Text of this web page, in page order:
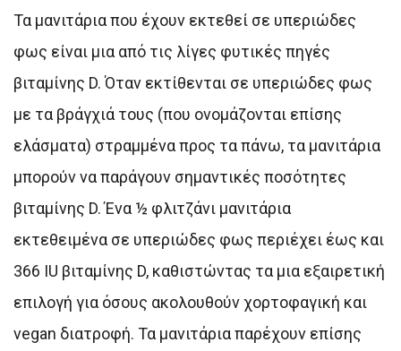
Τα μανιτάρια που έχουν εκτεθεί σε υπεριώδες
φως είναι μια από τις λίγες φυτικές πηγές
βιταμίνης D. Όταν εκτίθενται σε υπεριώδες φως
με τα βράγχιά τους (που ονομάζονται επίσης
ελάσματα) στραμμένα προς τα πάνω, τα μανιτάρια
μπορούν να παράγουν σημαντικές ποσότητες
βιταμίνης D. Ένα ½ φλιτζάνι μανιτάρια
εκτεθειμένα σε υπεριώδες φως περιέχει έως και
366 IU βιταμίνης D, καθιστώντας τα μια εξαιρετική
επιλογή για όσους ακολουθούν χορτοφαγική και
vegan διατροφή. Τα μανιτάρια παρέχουν επίσης